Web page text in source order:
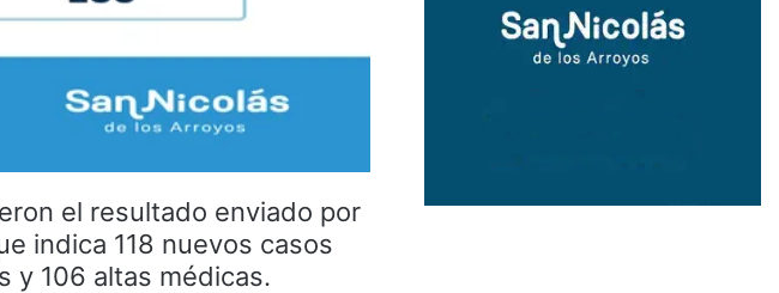
el resultado enviado por
indica 118 nuevos casos
y 106 altas médicas.